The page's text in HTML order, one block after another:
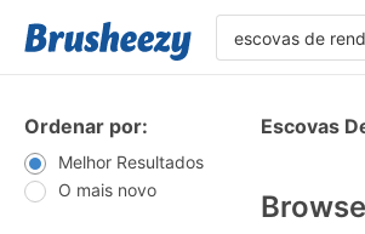
Ordenar por:
Melhor Resultados
O mais novo
Escovas